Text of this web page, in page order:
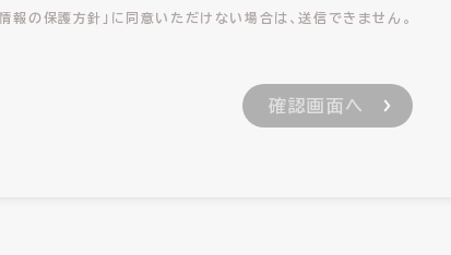
報の保護方針」に同意いただけない場合は、送信できません。